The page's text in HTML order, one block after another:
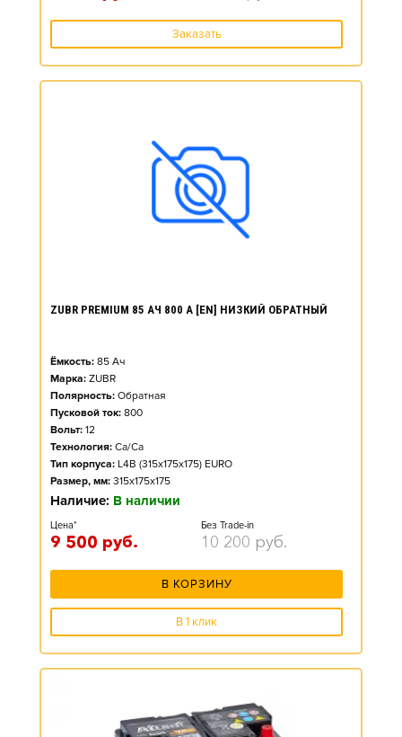
Заказать
ZUBR PREMIUM 85 АЧ 800 А [EN] НИЗКИЙ ОБРАТНЫЙ
Ёмкость: 85 Ач
Марка: ZUBR
Полярность: Обратная
Пусковой ток: 800
Вольт: 12
Технология: Ca/Ca
Тип корпуса: L4B (315x175x175) EURO
Размер, мм: 315x175x175
Наличие: В наличии
Цена*
9 500 руб.
Без Trade-in
10 200 руб.
В КОРЗИНУ
В 1 клик